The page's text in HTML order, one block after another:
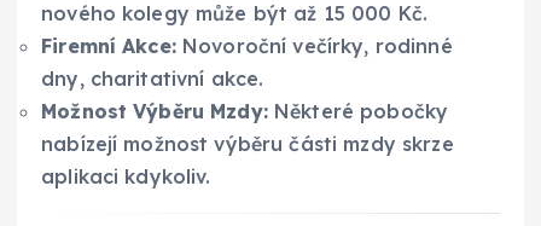
nového kolegy může být až 15 000 Kč.
Firemní Akce:Novoroční večírky, rodinné
dny, charitativní akce.
Možnost Výběru Mzdy:Některé pobočky
nabízejí možnost výběru části mzdy skrze
aplikaci kdykoliv.